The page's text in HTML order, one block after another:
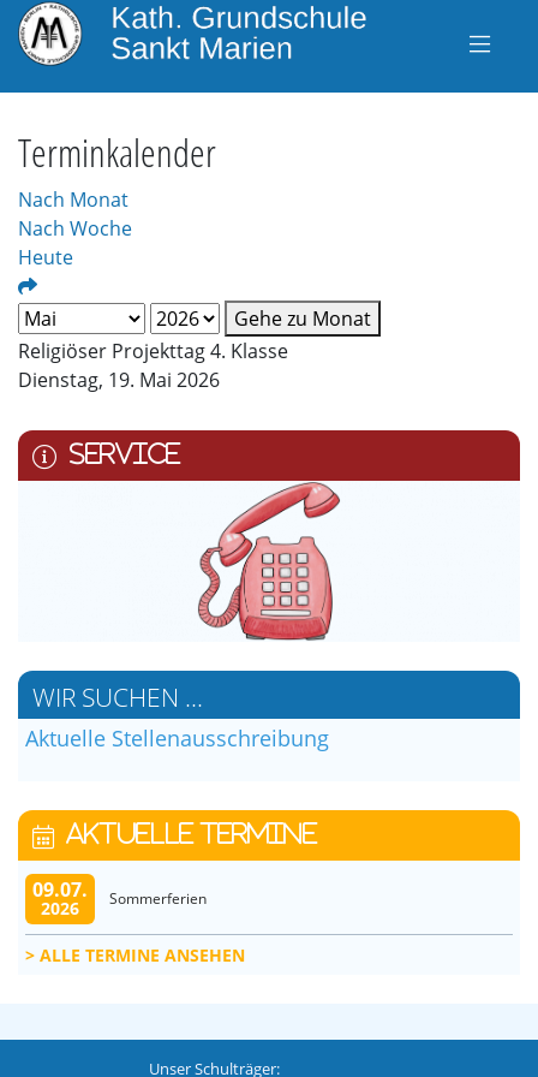
Terminkalender
Nach Monat
Nach Woche
Heute
Gehe zu Monat
Religiöser Projekttag 4. Klasse
Dienstag, 19. Mai 2026
SERVICE
WIR SUCHEN ...
Aktuelle Stellenausschreibung
AKTUELLE TERMINE
09.07.
2026 Sommerferien
ALLE TERMINE ANSEHEN
Unser Schulträger: